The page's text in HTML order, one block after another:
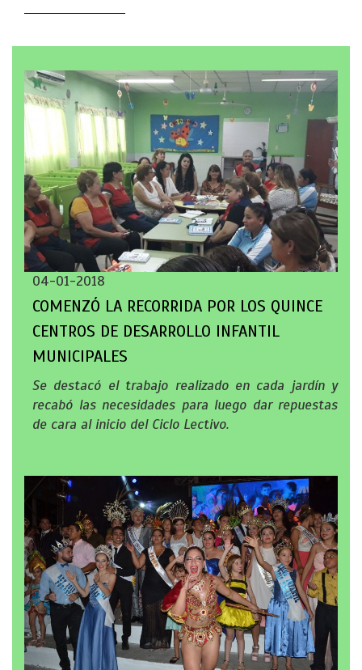
04-01-2018
COMENZÓ LA RECORRIDA POR LOS QUINCE
CENTROS DE DESARROLLO INFANTIL
MUNICIPALES
Se destacó el trabajo realizado en cada jardín y
recabó las necesidades para luego dar repuestas
de cara al inicio del Ciclo Lectivo.